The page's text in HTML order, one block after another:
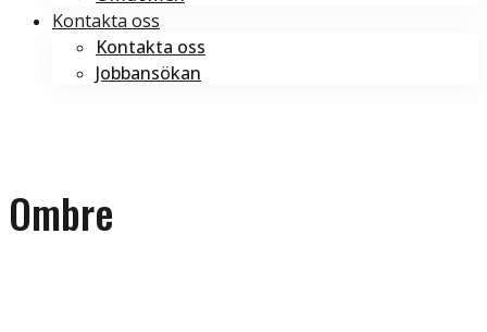
Kontakta oss
Kontakta oss
Jobbansökan
Ombre